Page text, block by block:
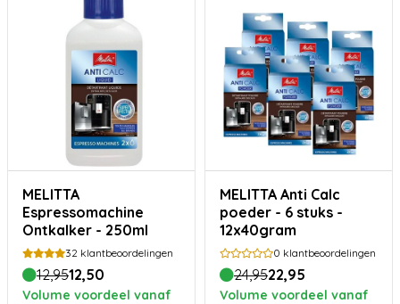
MELITTA
Espressomachine
Ontkalker - 250ml
32 klantbeoordelingen
12,9512,50
Volume voordeel vanaf
MELITTA Anti Calc
poeder - 6 stuks -
12x40gram
0 klantbeoordelingen
24,9522,95
Volume voordeel vanaf